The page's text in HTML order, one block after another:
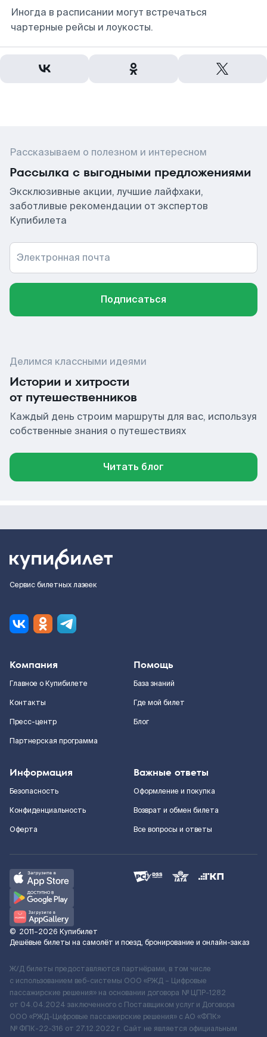
Иногда в расписании могут встречаться
чартерные рейсы и лоукосты.
Рассказываем о полезном и интересном
Рассылка с выгодными предложениями
Эксклюзивные акции, лучшие лайфхаки,
заботливые рекомендации от экспертов
Купибилета
Электронная почта
Подписаться
Делимся классными идеями
Истории и хитрости
от путешественников
Каждый день строим маршруты для вас, используя
собственные знания о путешествиях
Читать блог
Сервис билетных лазеек
Компания
Главное о Купибилете
Контакты
Пресс-центр
Партнерская программа
Помощь
База знаний
Где мой билет
Блог
Информация
Безопасность
Конфиденциальность
Оферта
Важные ответы
Оформление и покупка
Возврат и обмен билета
Все вопросы и ответы
© 2011–2026 Купибилет
Дешёвые билеты на самолёт и поезд, бронирование и онлайн-заказ
Ж/Д билеты предоставляются партнёрами, в том числе
с использованием веб-системы ООО «РЖД – Цифровые
пассажирские решения» на основании договора № ЦПР-1282
от 04.04.2024 заключенного с Поставщиком услуг и Договора
ООО «РЖД-Цифровые пассажирские решения» c АО «ФПК»
№ ФПК-22-316 от 27.12.2022 г. Сайт не является официальным